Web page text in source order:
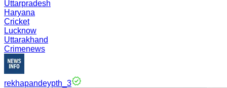
Uttarpradesh
Haryana
Cricket
Lucknow
Uttarakhand
Crimenews
rekhapandeypth_3